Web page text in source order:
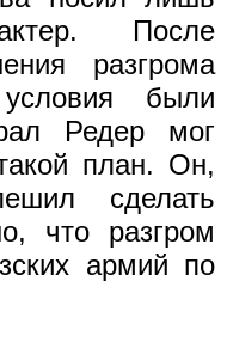
После
разгрома
были
Редер мог
план. Он,
сделать
что разгром
армий по